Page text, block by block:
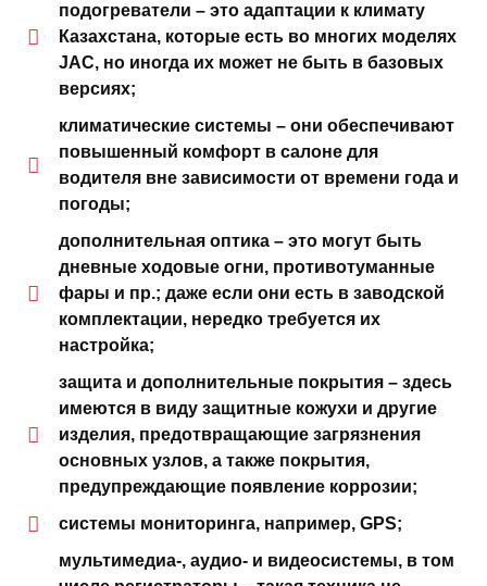
подогреватели – это адаптации к климату
Казахстана, которые есть во многих моделях
JAC, но иногда их может не быть в базовых
версиях;
климатические системы – они обеспечивают
повышенный комфорт в салоне для
водителя вне зависимости от времени года и
погоды;
дополнительная оптика – это могут быть
дневные ходовые огни, противотуманные
фары и пр.; даже если они есть в заводской
комплектации, нередко требуется их
настройка;
защита и дополнительные покрытия – здесь
имеются в виду защитные кожухи и другие
изделия, предотвращающие загрязнения
основных узлов, а также покрытия,
предупреждающие появление коррозии;
системы мониторинга, например, GPS;
мультимедиа-, аудио- и видеосистемы, в том